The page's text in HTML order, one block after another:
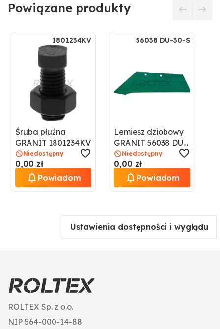
Powiązane produkty
1801234KV
Śruba płużna
GRANIT 1801234KV
Niedostępny
0,00 zł
Powiadom
56038 DU-30-S
Lemiesz dziobowy
GRANIT 56038 DU-
30-SNiedostępny
0,00 zł
Powiadom
Ustawienia dostępności i wyglądu
ROLTEX Sp. z o.o.
NIP 564-000-14-88